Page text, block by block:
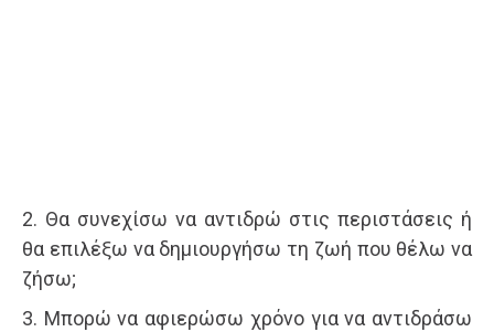
2. Θα συνεχίσω να αντιδρώ στις περιστάσεις ή
θα επιλέξω να δημιουργήσω τη ζωή που θέλω να
ζήσω;
3. Μπορώ να αφιερώσω χρόνο για να αντιδράσω